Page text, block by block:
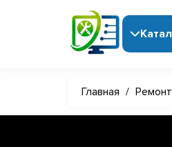
Главная /